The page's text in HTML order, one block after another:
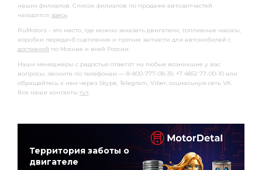
наших филиалов. Список филиалов по продаже автозапчастей
находятся здесь.
RuMotors - это место, где можно заказать двигатели, топливные насосы,
коробки передачб сцепление и прочие запчасти для автомобилей с
доставкой по Москве и всей России.
Наши менеджеры с радостью ответят на любые возникшие у вас
вопросы, звоните по телефонам — 8-800-777-08-39, +7 4852 77-00-10 или
обращайтесь к нам через Skype, Telegram, Viber, социальную сеть VK.
Все наши контакты тут.
Территория заботы о
двигателе